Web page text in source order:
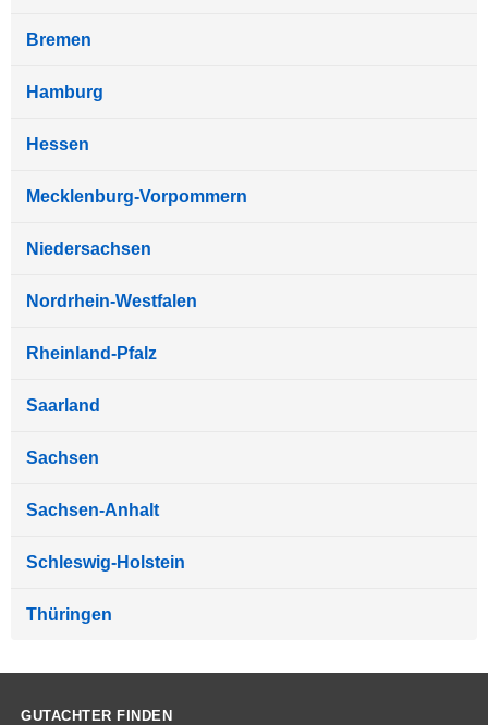
Bremen
Hamburg
Hessen
Mecklenburg-Vorpommern
Niedersachsen
Nordrhein-Westfalen
Rheinland-Pfalz
Saarland
Sachsen
Sachsen-Anhalt
Schleswig-Holstein
Thüringen
GUTACHTER FINDEN